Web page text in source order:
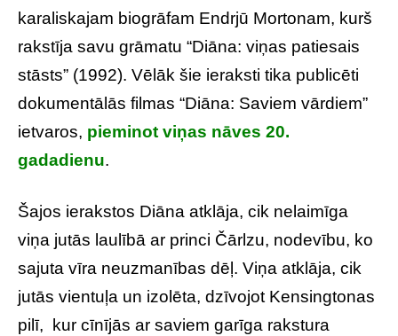
karaliskajam biogrāfam Endrjū Mortonam, kurš
rakstīja savu grāmatu “Diāna: viņas patiesais
stāsts” (1992). Vēlāk šie ieraksti tika publicēti
dokumentālās filmas “Diāna: Saviem vārdiem”
ietvaros, pieminot viņas nāves 20.
gadadienu.
Šajos ierakstos Diāna atklāja, cik nelaimīga
viņa jutās laulībā ar princi Čārlzu, nodevību, ko
sajuta vīra neuzmanības dēļ. Viņa atklāja, cik
jutās vientuļa un izolēta, dzīvojot Kensingtonas
pilī, kur cīnījās ar saviem garīga rakstura